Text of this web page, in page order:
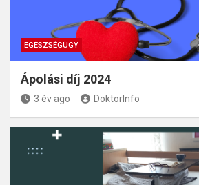
EGÉSZSÉGÜGY
Ápolási díj 2024
3 év ago DoktorInfo